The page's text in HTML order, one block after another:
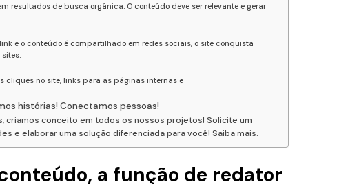
resultados de busca orgânica. O conteúdo deve ser relevante e gerar
e o conteúdo é compartilhado em redes sociais, o site conquista
cliques no site, links para as páginas internas e
histórias! Conectamos pessoas!
criamos conceito em todos os nossos projetos! Solicite um
e elaborar uma solução diferenciada para você! Saiba mais.
a função de redator